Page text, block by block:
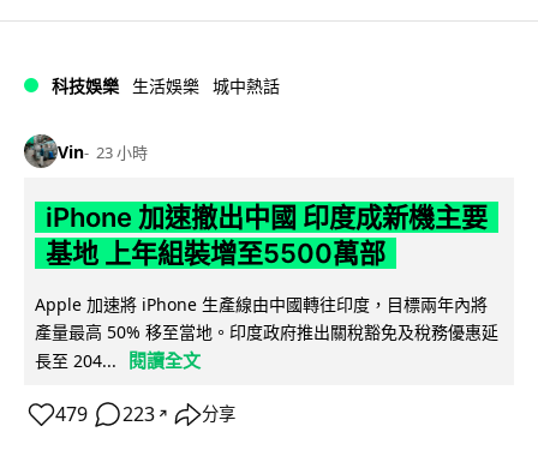
科技娛樂 生活娛樂 城中熱話
Vin 23 小時
iPhone 加速撤出中國 印度成新機主要
基地 上年組裝增至5500萬部
Apple 加速將 iPhone 生產線由中國轉往印度，目標兩年內將
產量最高 50% 移至當地。印度政府推出關稅豁免及稅務優惠延
長至 204...
閱讀全文
479 223 ↗ 分享